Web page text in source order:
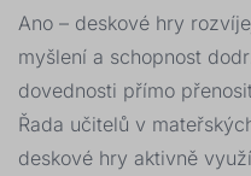
Ano – deskové hry
myšlení a schopnost
dovednosti přímo
Řada učitelů v
deskové hry aktivně